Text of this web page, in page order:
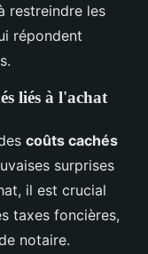
restreindre les
répondent
liés à l'achat
coûts cachés
surprises
il est crucial
taxes foncières,
notaire.